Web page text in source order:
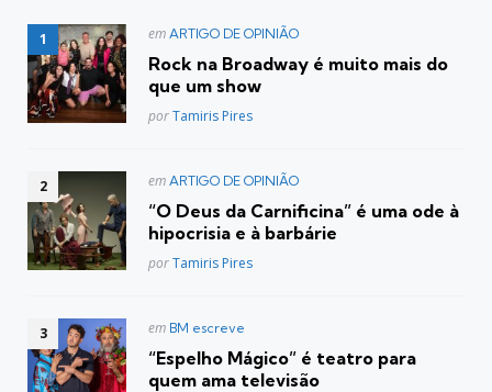
Postado
em ARTIGO DE OPINIÃO
Rock na Broadway é muito mais do
que um show
Posted
porTamiris Pires
Postado
em ARTIGO DE OPINIÃO
“O Deus da Carnificina” é uma ode à
hipocrisia e à barbárie
Posted
porTamiris Pires
Postado
em BM escreve
“Espelho Mágico” é teatro para
quem ama televisão